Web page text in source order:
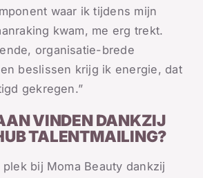
waar ik tijdens mijn
kwam, me erg trekt.
organisatie-brede
beslissen krijg ik energie, dat
gekregen.”
VINDEN DANKZIJ
TALENTMAILING?
bij Moma Beauty dankzij